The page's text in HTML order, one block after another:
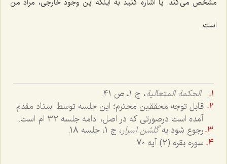
است.
الحکمة المتعالیة، ج 1، ص 41.
قابل توجه محققین محترم؛ این جلسه توسط استاد مقدم
آمده است درصورتی که در اصل، ادامه جلسه 32 ام است.
رجوع شود بهگلشن اسرار، ج 1، جلسه 18.
سوره بقره (2) آیه 70.